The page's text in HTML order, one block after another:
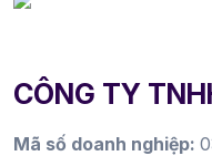
CÔNG TY
Mã số doanh nghiệp: